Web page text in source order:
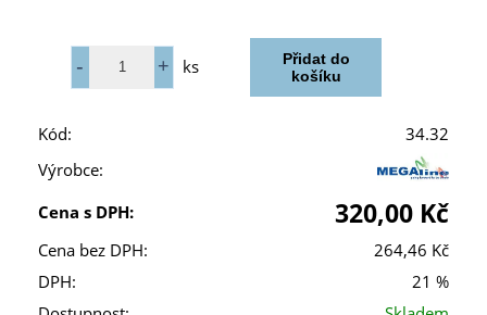
ks
Kód:
34.32
Výrobce:
Cena s DPH:
320,00 Kč
Cena bez DPH:
264,46 Kč
DPH:
21 %